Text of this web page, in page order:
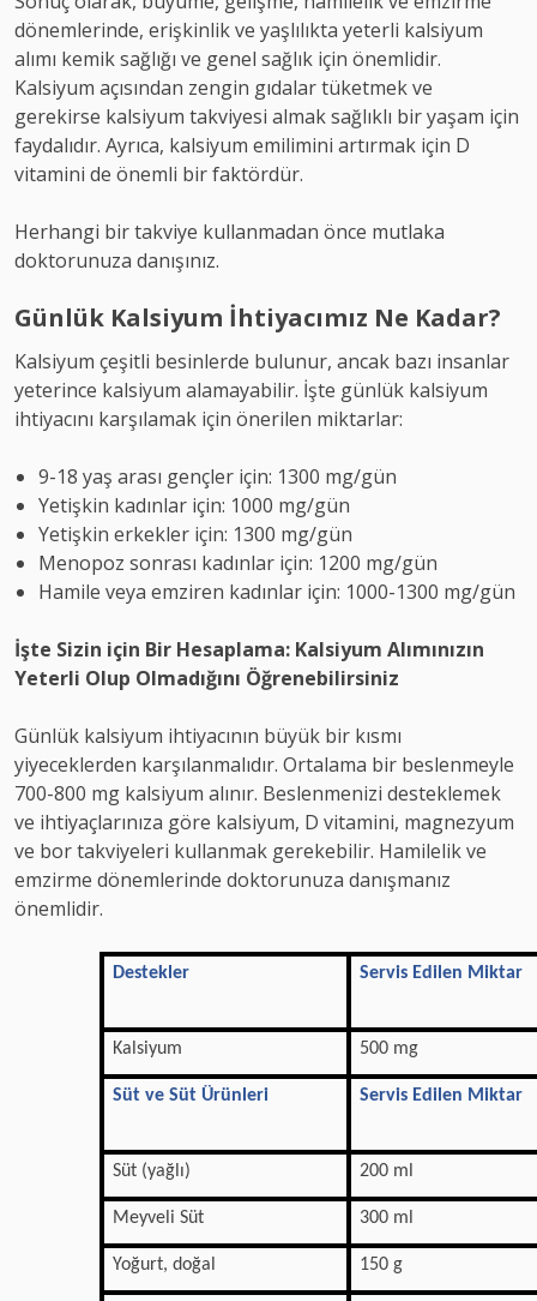
dönemlerinde, erişkinlik ve yaşlılıkta yeterli kalsiyum
alımı kemik sağlığı ve genel sağlık için önemlidir.
Kalsiyum açısından zengin gıdalar tüketmek ve
gerekirse kalsiyum takviyesi almak sağlıklı bir yaşam için
faydalıdır. Ayrıca, kalsiyum emilimini artırmak için D
vitamini de önemli bir faktördür.
Herhangi bir takviye kullanmadan önce mutlaka
doktorunuza danışınız.
Günlük Kalsiyum İhtiyacımız Ne Kadar?
Kalsiyum çeşitli besinlerde bulunur, ancak bazı insanlar
yeterince kalsiyum alamayabilir. İşte günlük kalsiyum
ihtiyacını karşılamak için önerilen miktarlar:
9-18 yaş arası gençler için: 1300 mg/gün
Yetişkin kadınlar için: 1000 mg/gün
Yetişkin erkekler için: 1300 mg/gün
Menopoz sonrası kadınlar için: 1200 mg/gün
Hamile veya emziren kadınlar için: 1000-1300 mg/gün
İşte Sizin için Bir Hesaplama: Kalsiyum Alımınızın
Yeterli Olup Olmadığını Öğrenebilirsiniz
Günlük kalsiyum ihtiyacının büyük bir kısmı
yiyeceklerden karşılanmalıdır. Ortalama bir beslenmeyle
700-800 mg kalsiyum alınır. Beslenmenizi desteklemek
ve ihtiyaçlarınıza göre kalsiyum, D vitamini, magnezyum
ve bor takviyeleri kullanmak gerekebilir. Hamilelik ve
emzirme dönemlerinde doktorunuza danışmanız
önemlidir.
Destekler Servis Edilen Miktar
Kalsiyum 500 mg
Süt ve Süt Ürünleri Servis Edilen Miktar
Süt (yağlı) 200 ml
Meyveli Süt 300 ml
Yoğurt, doğal 150 g